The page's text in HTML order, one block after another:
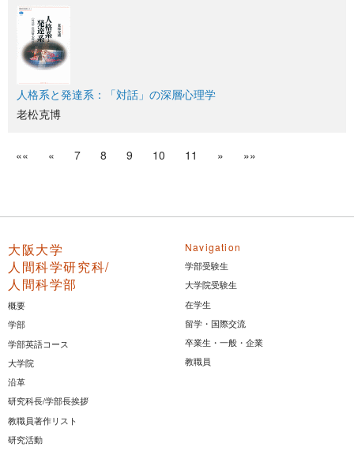
人格系と発達系：「対話」の深層心理学
老松克博
«« « 7 8 9 10 11 » »»
大阪大学
人間科学研究科/
人間科学部
概要
学部
学部英語コース
大学院
沿革
研究科長/学部長挨拶
教職員著作リスト
研究活動
Navigation
学部受験生
大学院受験生
在学生
留学・国際交流
卒業生・一般・企業
教職員